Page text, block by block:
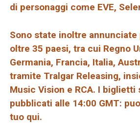
di personaggi come EVE,
Sono state inoltre
oltre 35 paesi, tra cui Regno
Germania, Francia, Italia,
tramite Tralgar Releasing,
Music Vision e RCA. I biglietti
pubblicati alle 14:00 GMT:
tuo qui.